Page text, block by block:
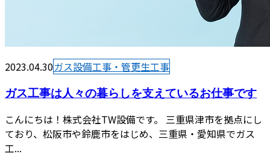
2023.04.30ガス設備工事・管更生工事
ガス工事は人々の暮らしを支えているお仕事です
こんにちは！株式会社TW設備です。 三重県津市を拠点にし
ており、松阪市や鈴鹿市をはじめ、三重県・愛知県でガス
工...